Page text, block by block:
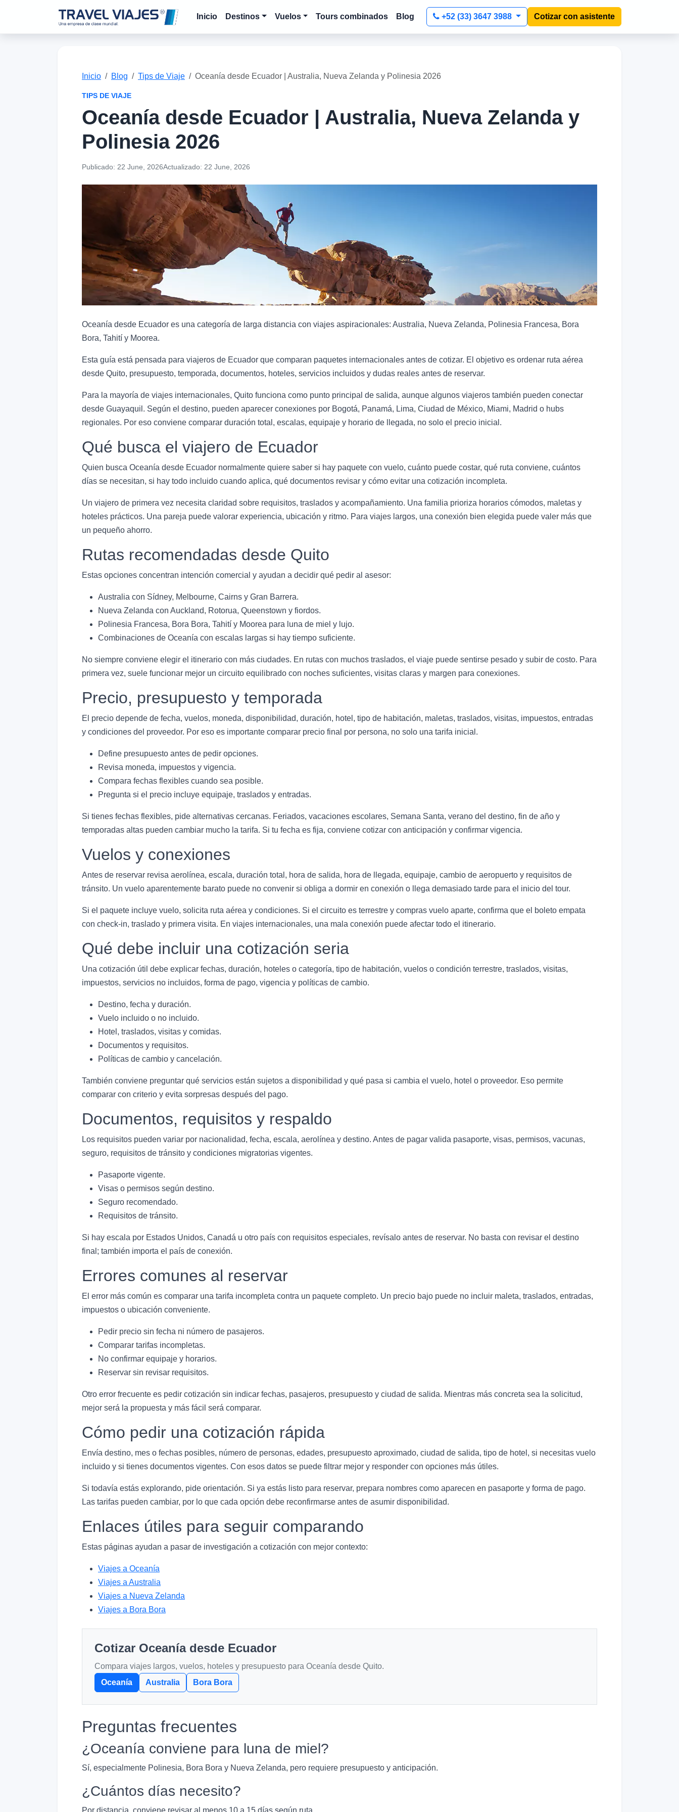
Inicio Destinos Vuelos Tours combinados Blog +52 (33) 3647 3988 Cotizar con asistente
Inicio Blog Tips de Viaje Oceanía desde Ecuador | Australia, Nueva Zelanda y Polinesia 2026
TIPS DE VIAJE
Oceanía desde Ecuador | Australia, Nueva Zelanda y
Polinesia 2026
Publicado: 22 June, 2026Actualizado: 22 June, 2026
Oceanía desde Ecuador es una categoría de larga distancia con viajes aspiracionales: Australia, Nueva Zelanda, Polinesia Francesa, Bora
Bora, Tahití y Moorea.
Esta guía está pensada para viajeros de Ecuador que comparan paquetes internacionales antes de cotizar. El objetivo es ordenar ruta aérea
desde Quito, presupuesto, temporada, documentos, hoteles, servicios incluidos y dudas reales antes de reservar.
Para la mayoría de viajes internacionales, Quito funciona como punto principal de salida, aunque algunos viajeros también pueden conectar
desde Guayaquil. Según el destino, pueden aparecer conexiones por Bogotá, Panamá, Lima, Ciudad de México, Miami, Madrid o hubs
regionales. Por eso conviene comparar duración total, escalas, equipaje y horario de llegada, no solo el precio inicial.
Qué busca el viajero de Ecuador
Quien busca Oceanía desde Ecuador normalmente quiere saber si hay paquete con vuelo, cuánto puede costar, qué ruta conviene, cuántos
días se necesitan, si hay todo incluido cuando aplica, qué documentos revisar y cómo evitar una cotización incompleta.
Un viajero de primera vez necesita claridad sobre requisitos, traslados y acompañamiento. Una familia prioriza horarios cómodos, maletas y
hoteles prácticos. Una pareja puede valorar experiencia, ubicación y ritmo. Para viajes largos, una conexión bien elegida puede valer más que
un pequeño ahorro.
Rutas recomendadas desde Quito
Estas opciones concentran intención comercial y ayudan a decidir qué pedir al asesor:
Australia con Sídney, Melbourne, Cairns y Gran Barrera.
Nueva Zelanda con Auckland, Rotorua, Queenstown y fiordos.
Polinesia Francesa, Bora Bora, Tahití y Moorea para luna de miel y lujo.
Combinaciones de Oceanía con escalas largas si hay tiempo suficiente.
No siempre conviene elegir el itinerario con más ciudades. En rutas con muchos traslados, el viaje puede sentirse pesado y subir de costo. Para
primera vez, suele funcionar mejor un circuito equilibrado con noches suficientes, visitas claras y margen para conexiones.
Precio, presupuesto y temporada
El precio depende de fecha, vuelos, moneda, disponibilidad, duración, hotel, tipo de habitación, maletas, traslados, visitas, impuestos, entradas
y condiciones del proveedor. Por eso es importante comparar precio final por persona, no solo una tarifa inicial.
Define presupuesto antes de pedir opciones.
Revisa moneda, impuestos y vigencia.
Compara fechas flexibles cuando sea posible.
Pregunta si el precio incluye equipaje, traslados y entradas.
Si tienes fechas flexibles, pide alternativas cercanas. Feriados, vacaciones escolares, Semana Santa, verano del destino, fin de año y
temporadas altas pueden cambiar mucho la tarifa. Si tu fecha es fija, conviene cotizar con anticipación y confirmar vigencia.
Vuelos y conexiones
Antes de reservar revisa aerolínea, escala, duración total, hora de salida, hora de llegada, equipaje, cambio de aeropuerto y requisitos de
tránsito. Un vuelo aparentemente barato puede no convenir si obliga a dormir en conexión o llega demasiado tarde para el inicio del tour.
Si el paquete incluye vuelo, solicita ruta aérea y condiciones. Si el circuito es terrestre y compras vuelo aparte, confirma que el boleto empata
con check-in, traslado y primera visita. En viajes internacionales, una mala conexión puede afectar todo el itinerario.
Qué debe incluir una cotización seria
Una cotización útil debe explicar fechas, duración, hoteles o categoría, tipo de habitación, vuelos o condición terrestre, traslados, visitas,
impuestos, servicios no incluidos, forma de pago, vigencia y políticas de cambio.
Destino, fecha y duración.
Vuelo incluido o no incluido.
Hotel, traslados, visitas y comidas.
Documentos y requisitos.
Políticas de cambio y cancelación.
También conviene preguntar qué servicios están sujetos a disponibilidad y qué pasa si cambia el vuelo, hotel o proveedor. Eso permite
comparar con criterio y evita sorpresas después del pago.
Documentos, requisitos y respaldo
Los requisitos pueden variar por nacionalidad, fecha, escala, aerolínea y destino. Antes de pagar valida pasaporte, visas, permisos, vacunas,
seguro, requisitos de tránsito y condiciones migratorias vigentes.
Pasaporte vigente.
Visas o permisos según destino.
Seguro recomendado.
Requisitos de tránsito.
Si hay escala por Estados Unidos, Canadá u otro país con requisitos especiales, revísalo antes de reservar. No basta con revisar el destino
final; también importa el país de conexión.
Errores comunes al reservar
El error más común es comparar una tarifa incompleta contra un paquete completo. Un precio bajo puede no incluir maleta, traslados, entradas,
impuestos o ubicación conveniente.
Pedir precio sin fecha ni número de pasajeros.
Comparar tarifas incompletas.
No confirmar equipaje y horarios.
Reservar sin revisar requisitos.
Otro error frecuente es pedir cotización sin indicar fechas, pasajeros, presupuesto y ciudad de salida. Mientras más concreta sea la solicitud,
mejor será la propuesta y más fácil será comparar.
Cómo pedir una cotización rápida
Envía destino, mes o fechas posibles, número de personas, edades, presupuesto aproximado, ciudad de salida, tipo de hotel, si necesitas vuelo
incluido y si tienes documentos vigentes. Con esos datos se puede filtrar mejor y responder con opciones más útiles.
Si todavía estás explorando, pide orientación. Si ya estás listo para reservar, prepara nombres como aparecen en pasaporte y forma de pago.
Las tarifas pueden cambiar, por lo que cada opción debe reconfirmarse antes de asumir disponibilidad.
Enlaces útiles para seguir comparando
Estas páginas ayudan a pasar de investigación a cotización con mejor contexto:
Viajes a Oceanía
Viajes a Australia
Viajes a Nueva Zelanda
Viajes a Bora Bora
Cotizar Oceanía desde Ecuador
Compara viajes largos, vuelos, hoteles y presupuesto para Oceanía desde Quito.
Oceanía
Australia Bora Bora
Preguntas frecuentes
¿Oceanía conviene para luna de miel?
Sí, especialmente Polinesia, Bora Bora y Nueva Zelanda, pero requiere presupuesto y anticipación.
¿Cuántos días necesito?
Por distancia, conviene revisar al menos 10 a 15 días según ruta.